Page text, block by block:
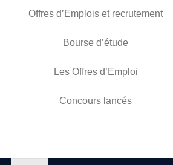
Offres d’Emplois et recrutement
Bourse d’étude
Les Offres d’Emploi
Concours lancés